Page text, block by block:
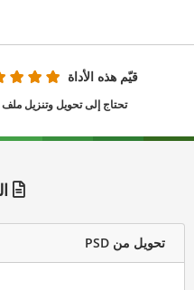
قيّم هذه الأداة
تحتاج إلى تحويل وتنزيل ملف
تحويل من PSD